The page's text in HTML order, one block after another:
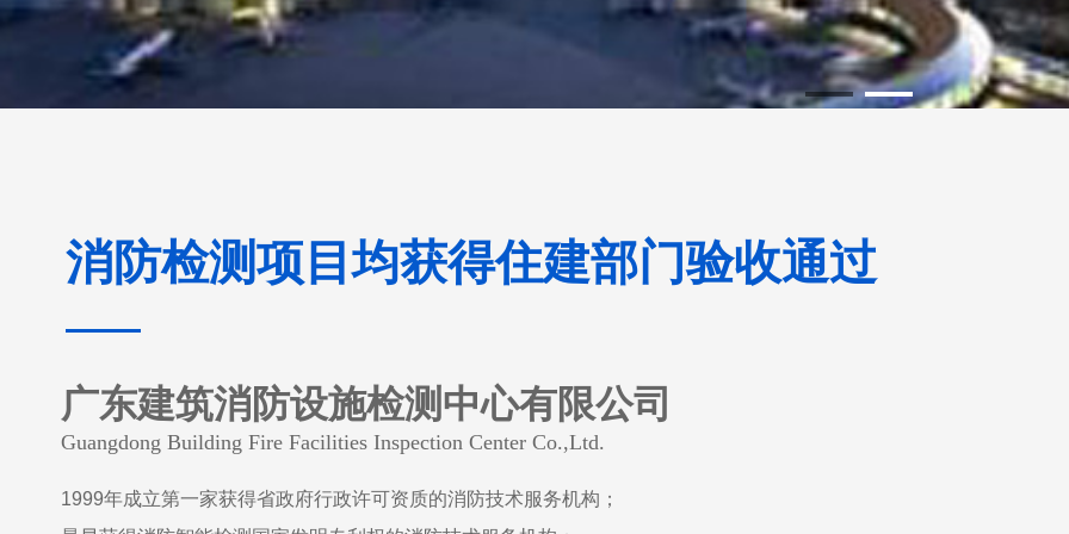
消防检测项目均获得住建部门验收通过
广东建筑消防设施检测中心有限公司
Guangdong Building Fire Facilities Inspection Center Co.,Ltd.
1999年成立第一家获得省政府行政许可资质的消防技术服务机构；